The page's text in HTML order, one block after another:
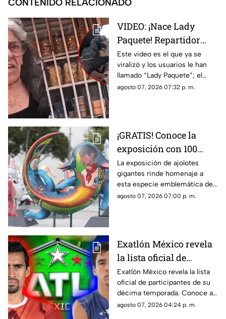
CONTENIDO RELACIONADO
VIDEO: ¡Nace Lady
Paquete! Repartidor
exhibe a mujer por
presunto robo de
celular en entrega a
domicilio; se viraliza
Este video es el que ya se
viralizó y los usuarios le han
llamado “Lady Paquete”; el
repartidor tuvo que pedir
agosto 07, 2026 07:32 p. m.
¡GRATIS! Conoce la
exposición con 100
ajolotes GIGANTES y
dónde se encuentra
La exposición de ajolotes
gigantes rinde homenaje a
esta especie emblemática de
Xochimilco, con una
agosto 07, 2026 07:00 p. m.
Exatlón México revela
la lista oficial de
participantes de su
décima temporada:
¿Quiénes formarán
parte de los equipos
Exatlón México revela la lista
oficial de participantes de su
décima temporada. Conoce a
los atletas del equipo rojo y
agosto 07, 2026 04:24 p. m.